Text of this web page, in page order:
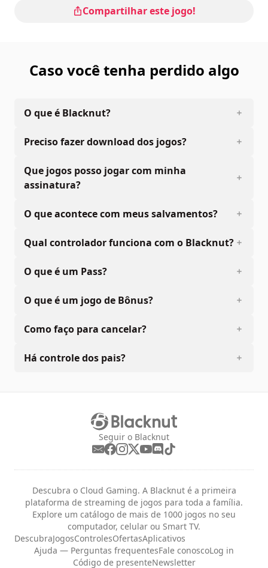
Compartilhar este jogo!
Caso você tenha perdido algo
O que é Blacknut?
Preciso fazer download dos jogos?
Que jogos posso jogar com minha
assinatura?
O que acontece com meus salvamentos?
Qual controlador funciona com o Blacknut?
O que é um Pass?
O que é um jogo de Bônus?
Como faço para cancelar?
Há controle dos pais?
Seguir o Blacknut
Descubra o Cloud Gaming. A Blacknut é a primeira
plataforma de streaming de jogos para toda a família.
Explore um catálogo de mais de 1000 jogos no seu
computador, celular ou Smart TV.
DescubraJogosControlesOfertasAplicativos
Ajuda — Perguntas frequentesFale conoscoLog in
Código de presenteNewsletter